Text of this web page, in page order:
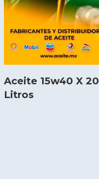
Aceite 15w40 X 20
Litros